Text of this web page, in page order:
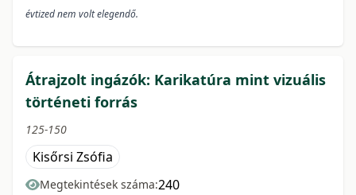
évtized nem volt elegendő.
Átrajzolt ingázók: Karikatúra mint vizuális
történeti forrás
125-150
Kisőrsi Zsófia
Megtekintések száma:240